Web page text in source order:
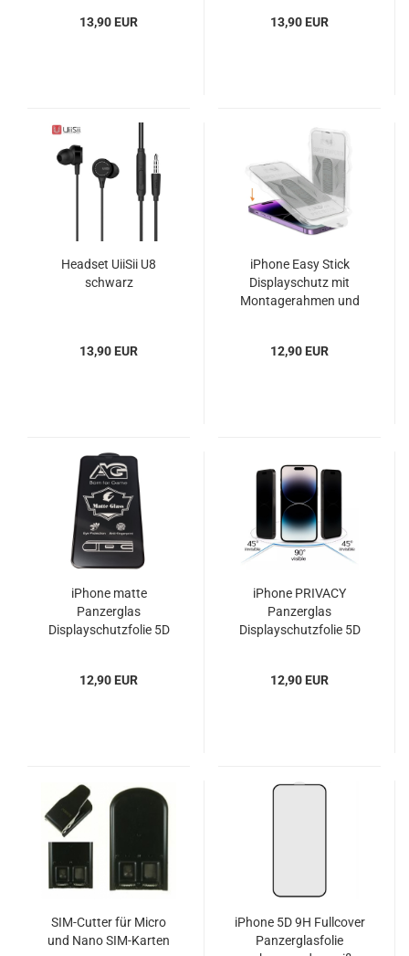
13,90 EUR 13,90 EUR
Headset UiiSii U8
schwarz
13,90 EUR
iPhone Easy Stick
Displayschutz mit
Montagerahmen und
12,90 EUR
iPhone matte
Panzerglas
Displayschutzfolie 5D
12,90 EUR
iPhone PRIVACY
Panzerglas
Displayschutzfolie 5D
12,90 EUR
SIM-Cutter für Micro
und Nano SIM-Karten
iPhone 5D 9H Fullcover
Panzerglasfolie